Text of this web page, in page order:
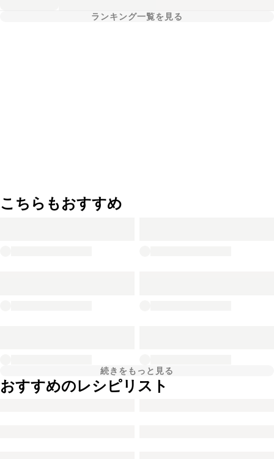
ランキング一覧を見る
こちらもおすすめ
続きをもっと見る
おすすめのレシピリスト